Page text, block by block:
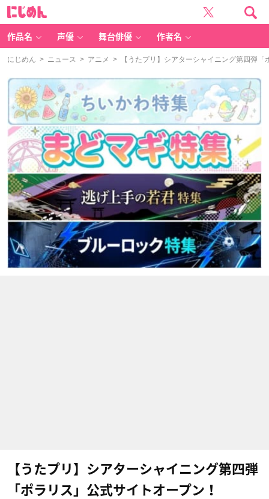
作品名 声優 舞台俳優 作者名
にじめん > ニュース > アニメ > 【うたプリ】シアターシャイニング第四弾「
【うたプリ】シアターシャイニング第四弾
「ポラリス」公式サイトオープン！